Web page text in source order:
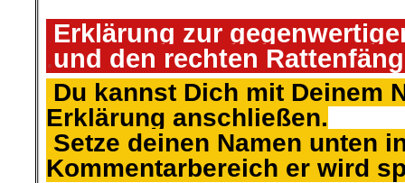
Erklärung zur
und den rechten
Du kannst Dich mit Deinem
Erklärung anschließen.
Setze deinen Namen unten
Kommentarbereich er wird